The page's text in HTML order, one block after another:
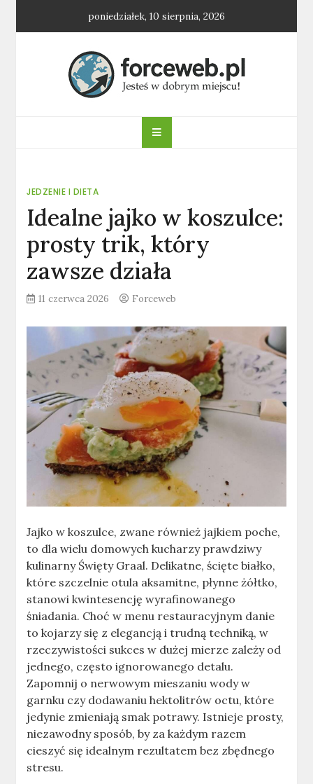
poniedziałek, 10 sierpnia, 2026
forceweb.pl
JEDZENIE I DIETA
Idealne jajko w koszulce:
prosty trik, który
zawsze działa
11 czerwca 2026 Forceweb
Jajko w koszulce, zwane również jajkiem poche,
to dla wielu domowych kucharzy prawdziwy
kulinarny Święty Graal. Delikatne, ścięte białko,
które szczelnie otula aksamitne, płynne żółtko,
stanowi kwintesencję wyrafinowanego
śniadania. Choć w menu restauracyjnym danie
to kojarzy się z elegancją i trudną techniką, w
rzeczywistości sukces w dużej mierze zależy od
jednego, często ignorowanego detalu.
Zapomnij o nerwowym mieszaniu wody w
garnku czy dodawaniu hektolitrów octu, które
jedynie zmieniają smak potrawy. Istnieje prosty,
niezawodny sposób, by za każdym razem
cieszyć się idealnym rezultatem bez zbędnego
stresu.